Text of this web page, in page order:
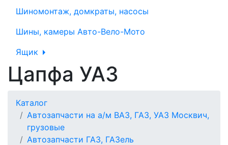
Шиномонтаж, домкраты, насосы
Шины, камеры Авто-Вело-Мото
Ящик
Цапфа УАЗ
Каталог
Автозапчасти на а/м ВАЗ, ГАЗ, УАЗ Москвич,
грузовые
Автозапчасти ГАЗ, ГАЗель